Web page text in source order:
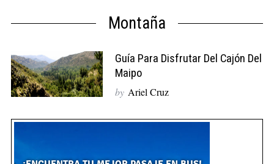
Montaña
Guía Para Disfrutar Del Cajón Del
Maipo
by Ariel Cruz